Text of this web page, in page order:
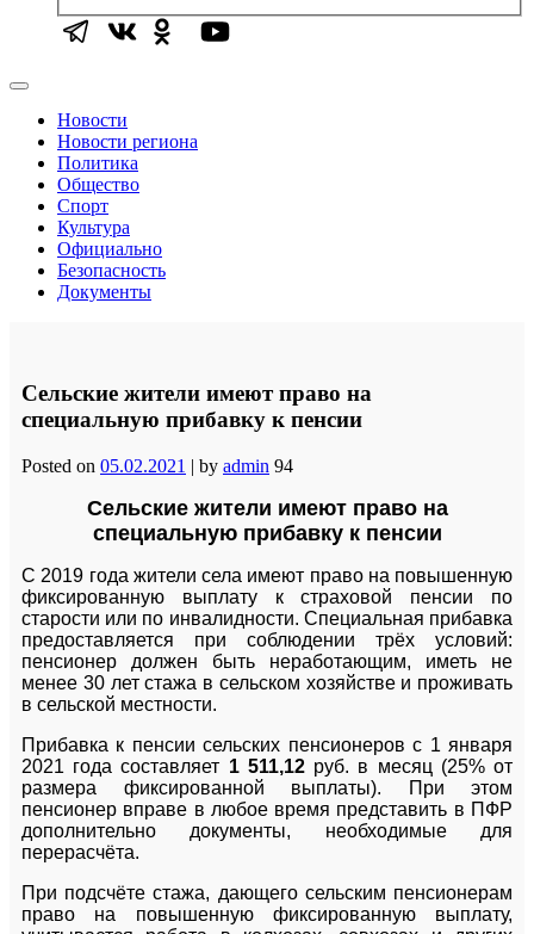
Новости
Новости региона
Политика
Общество
Спорт
Культура
Официально
Безопасность
Документы
Сельские жители имеют право на
специальную прибавку к пенсии
Posted on 05.02.2021 | by admin 94
Сельские жители имеют право на
специальную прибавку к пенсии
С 2019 года жители села имеют право на повышенную
фиксированную выплату к страховой пенсии по
старости или по инвалидности. Специальная прибавка
предоставляется при соблюдении трёх условий:
пенсионер должен быть неработающим, иметь не
менее 30 лет стажа в сельском хозяйстве и проживать
в сельской местности.
Прибавка к пенсии сельских пенсионеров с 1 января
2021 года составляет 1 511,12руб. в месяц (25% от
размера фиксированной выплаты). При этом
пенсионер вправе в любое время представить в ПФР
дополнительно документы, необходимые для
перерасчёта.
При подсчёте стажа, дающего сельским пенсионерам
право на повышенную фиксированную выплату,